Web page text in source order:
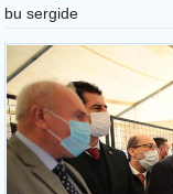
bu sergide